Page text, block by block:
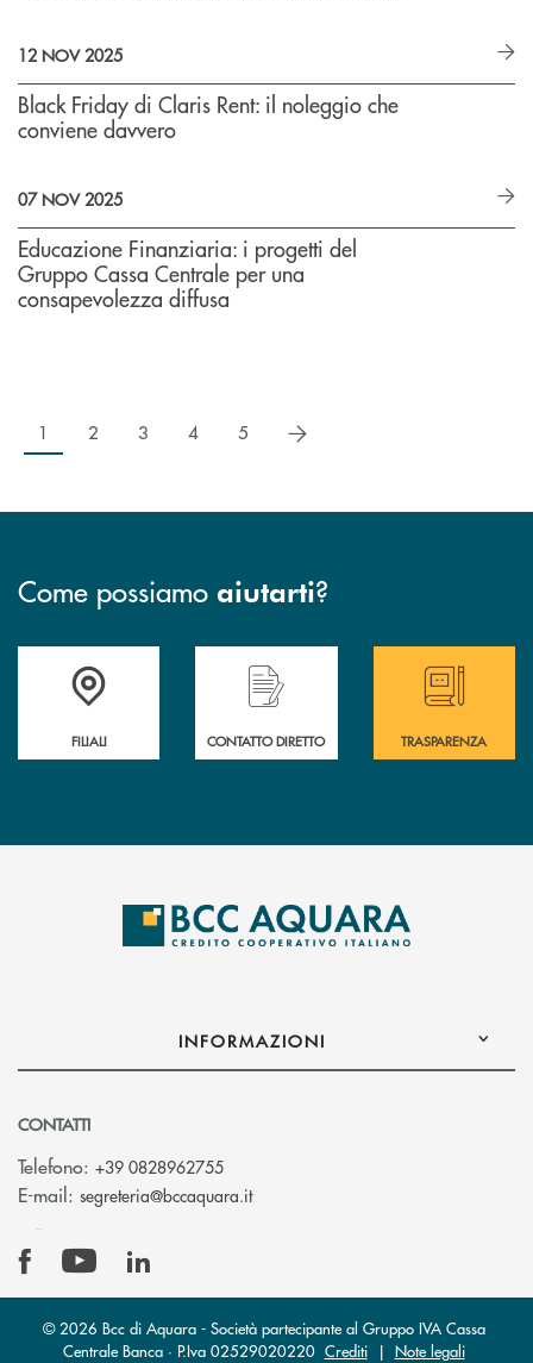
12 NOV 2025
Black Friday di Claris Rent: il noleggio che
conviene davvero
07 NOV 2025
Educazione Finanziaria: i progetti del
Gruppo Cassa Centrale per una
consapevolezza diffusa
1 2 3 4 5 successivo
Come possiamo aiutarti?
Trova la filiale più vicina a te
FILIALI
Hai bisogno di assistenza immediata ?
CONTATTO DIRETTO
Hai bisogno di
TRASPARENZA
INFORMAZIONI
CONTATTI
Telefono: +39 0828962755
E-mail: segreteria@bccaquara.it(si apre l’app di posta elettronica)
© 2026 Bcc di Aquara - Società partecipante al Gruppo IVA Cassa
Centrale Banca · P.Iva 02529020220 Crediti| Note legali